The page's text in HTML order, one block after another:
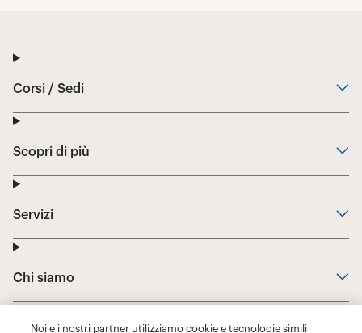
Noi e i nostri partner utilizziamo cookie e tecnologie simili